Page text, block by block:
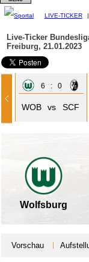
LIVE-TICKER |
Live-Ticker
Freiburg, 21.01.2023
6 : 0
WOB vs SCF
Wolfsburg
Vorschau